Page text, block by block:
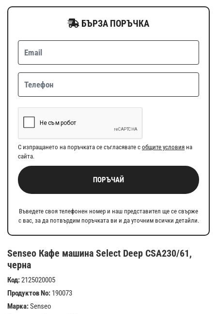
Senseo Кафе машина Select Deep CSA230/61,
черна
Код:2125020005
Продуктов No: 190073
Марка:Senseo
БЪРЗА ПОРЪЧКА
С изпращането на поръчката се съгласявате с общите условия на
сайта.
ПОРЪЧАЙ
Въведете своя телефонен номер и наш представител ще се свърже
с вас, за да потвърдим поръчката ви и да уточним всички детайли.